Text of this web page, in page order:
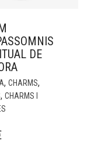
DE
, CHARMS,
, CHARMS I